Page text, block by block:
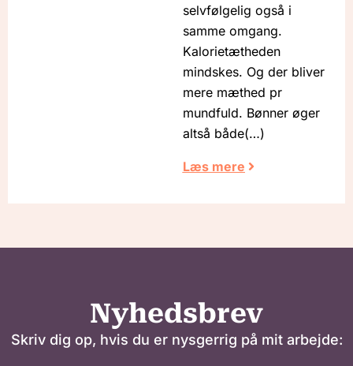
selvfølgelig også i
samme omgang.
Kalorietætheden
mindskes. Og der bliver
mere mæthed pr
mundfuld. Bønner øger
altså både
Læs mere
Nyhedsbrev
Skriv dig op, hvis du er nysgerrig på mit arbejde: